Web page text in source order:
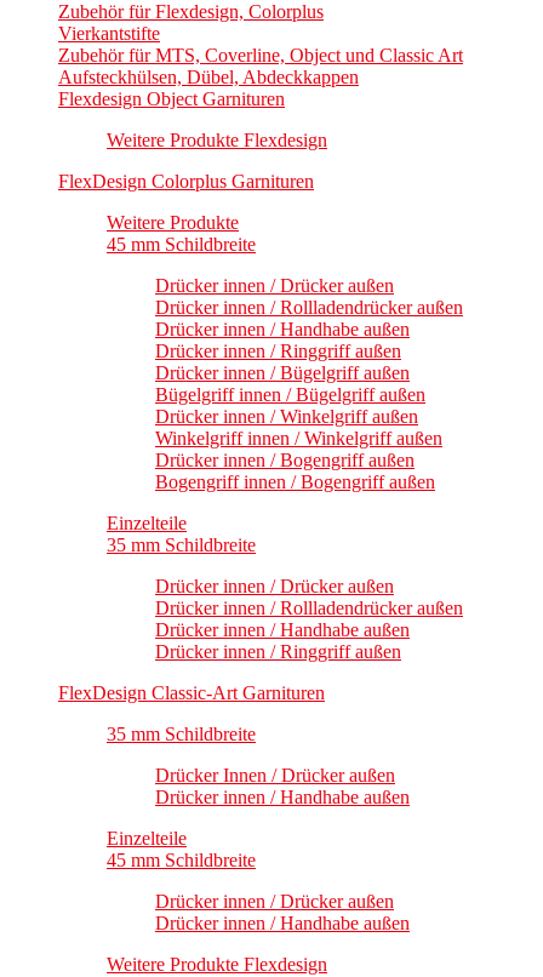
Zubehör für Flexdesign, Colorplus
Vierkantstifte
Zubehör für MTS, Coverline, Object und Classic Art
Aufsteckhülsen, Dübel, Abdeckkappen
Flexdesign Object Garnituren
Weitere Produkte Flexdesign
FlexDesign Colorplus Garnituren
Weitere Produkte
45 mm Schildbreite
Drücker innen / Drücker außen
Drücker innen / Rollladendrücker außen
Drücker innen / Handhabe außen
Drücker innen / Ringgriff außen
Drücker innen / Bügelgriff außen
Bügelgriff innen / Bügelgriff außen
Drücker innen / Winkelgriff außen
Winkelgriff innen / Winkelgriff außen
Drücker innen / Bogengriff außen
Bogengriff innen / Bogengriff außen
Einzelteile
35 mm Schildbreite
Drücker innen / Drücker außen
Drücker innen / Rollladendrücker außen
Drücker innen / Handhabe außen
Drücker innen / Ringgriff außen
FlexDesign Classic-Art Garnituren
35 mm Schildbreite
Drücker Innen / Drücker außen
Drücker innen / Handhabe außen
Einzelteile
45 mm Schildbreite
Drücker innen / Drücker außen
Drücker innen / Handhabe außen
Weitere Produkte Flexdesign